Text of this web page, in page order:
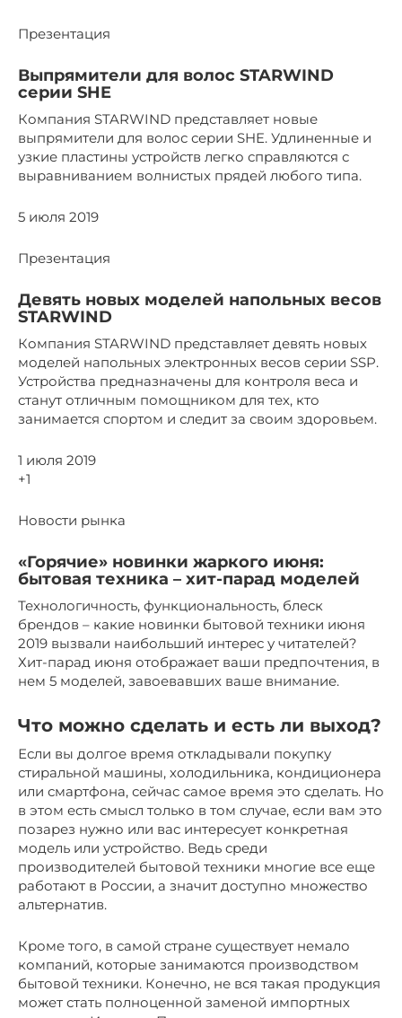
Презентация
Выпрямители для волос STARWIND
серии SHE
Компания STARWIND представляет новые
выпрямители для волос серии SHE. Удлиненные и
узкие пластины устройств легко справляются с
выравниванием волнистых прядей любого типа.
5 июля 2019
Презентация
Девять новых моделей напольных весов
STARWIND
Компания STARWIND представляет девять новых
моделей напольных электронных весов серии SSP.
Устройства предназначены для контроля веса и
станут отличным помощником для тех, кто
занимается спортом и следит за своим здоровьем.
1 июля 2019
+1
Новости рынка
«Горячие» новинки жаркого июня:
бытовая техника – хит-парад моделей
Технологичность, функциональность, блеск
брендов – какие новинки бытовой техники июня
2019 вызвали наибольший интерес у читателей?
Хит-парад июня отображает ваши предпочтения, в
нем 5 моделей, завоевавших ваше внимание.
Что можно сделать и есть ли выход?
Если вы долгое время откладывали покупку
стиральной машины, холодильника, кондиционера
или смартфона, сейчас самое время это сделать. Но
в этом есть смысл только в том случае, если вам это
позарез нужно или вас интересует конкретная
модель или устройство. Ведь среди
производителей бытовой техники многие все еще
работают в России, а значит доступно множество
альтернатив.
Кроме того, в самой стране существует немало
компаний, которые занимаются производством
бытовой техники. Конечно, не вся такая продукция
может стать полноценной заменой импортных